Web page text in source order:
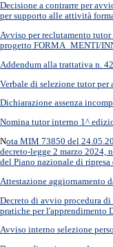
Decisione a contrarre per
per supporto alle attività
Avviso per reclutamento
progetto FORMA_MENTI/
Addendum alla trattativa n.
Verbale di selezione tutor
Dichiarazione assenza
Nomina tutor interno 1^
Nota MIM 73850 del
decreto-legge 2 marzo 2024,
del Piano nazionale di ripresa
Attestazione aggiornamento
Decreto di avvio procedura
pratiche per l'apprendimento
Avviso interno selezione